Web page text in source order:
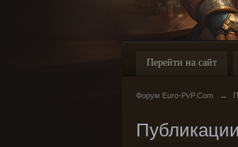
Перейти на сайт
Форум Euro-PvP.Com →